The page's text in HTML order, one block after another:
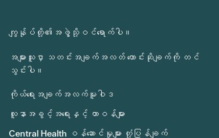
ကျွန်ုပ်တို့၏အဖွဲ့သို့ဝင်ရောက်ပါ။
အများသူငှာ သတင်းအချက်အလတ် တောင်းဆိုချက်ကို တင်
သွင်းပါ။
ကိုယ်ရေးအချက်အလက်မူဝါဒ
လူနာအခွင့်အရေးနှင့် တာဝန်များ
Central Health ဝန်ဆောင်မှုများ တုံ့ပြန်ချက်